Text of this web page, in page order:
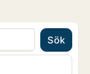
Sök